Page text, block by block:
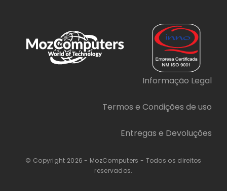
Informação Legal
Termos e Condições de uso
Entregas e Devoluções
© Copyright 2026 - MozComputers - Todos os direitos
reservados.